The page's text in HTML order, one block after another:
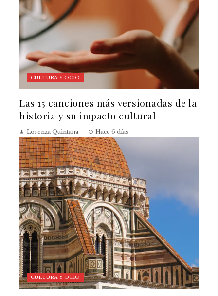
CULTURA Y OCIO
Las 15 canciones más versionadas de la
historia y su impacto cultural
Lorenza Quintana Hace 6 días
CULTURA Y OCIO